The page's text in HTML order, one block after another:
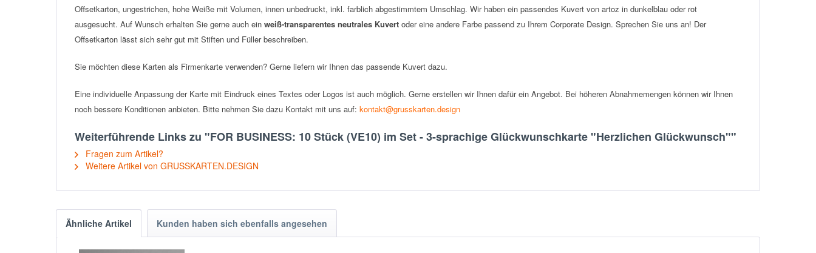
Offsetkarton, ungestrichen, hohe Weiße mit Volumen, innen unbedruckt, inkl. farblich abgestimmtem Umschlag. Wir haben ein passendes Kuvert von artoz in dunkelblau oder rot
ausgesucht. Auf Wunsch erhalten Sie gerne auch ein weiß-transparentes neutrales Kuvert oder eine andere Farbe passend zu Ihrem Corporate Design. Sprechen Sie uns an! Der
Offsetkarton lässt sich sehr gut mit Stiften und Füller beschreiben.
Sie möchten diese Karten als Firmenkarte verwenden? Gerne liefern wir Ihnen das passende Kuvert dazu.
Eine individuelle Anpassung der Karte mit Eindruck eines Textes oder Logos ist auch möglich. Gerne erstellen wir Ihnen dafür ein Angebot. Bei höheren Abnahmemengen können wir Ihnen
noch bessere Konditionen anbieten. Bitte nehmen Sie dazu Kontakt mit uns auf: kontakt@grusskarten.design
Weiterführende Links zu "FOR BUSINESS: 10 Stück (VE10) im Set - 3-sprachige Glückwunschkarte "Herzlichen Glückwunsch""
Fragen zum Artikel?
Weitere Artikel von GRUSSKARTEN.DESIGN
Ähnliche Artikel Kunden haben sich ebenfalls angesehen